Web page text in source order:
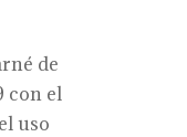
de
con el
uso